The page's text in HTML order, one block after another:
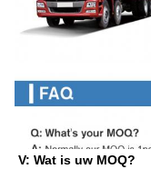
V: Wat is uw MOQ?